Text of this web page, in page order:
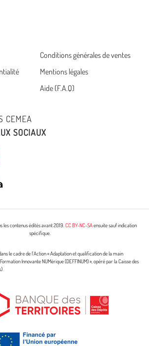
Conditions générales de ventes
Mentions légales
Aide (F.A.Q)
CEMEA
SOCIAUX
contenus édités avant 2019.CC BY-NC-SAensuite sauf indication
spécifique.
le cadre de l’Action « Adaptation et qualification de la main
Innovante NUMérique (DEFFINUM) », opéré par la Caisse des